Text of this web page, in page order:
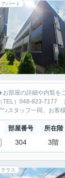
アパート
部屋の詳細や内覧を
（TEL）048-823-7177
スタッフ一同、お客
部屋番号 所在階
304 3階
テラス